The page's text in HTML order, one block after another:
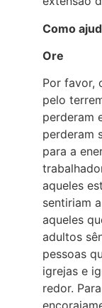
Como
Ore
Por favor,
pelo
perderam
perderam
para a
aqueles
sentiriam
aqueles
adultos
pessoas
igrejas e
redor.